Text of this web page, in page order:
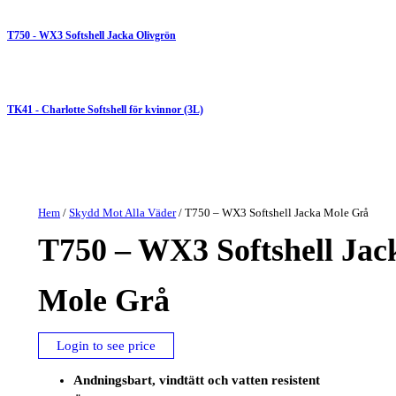
T750 - WX3 Softshell Jacka Olivgrön
TK41 - Charlotte Softshell för kvinnor (3L)
Hem /Skydd Mot Alla Väder/ T750 – WX3 Softshell Jacka Mole Grå
T750 – WX3 Softshell
Mole Grå
Login to see price
Andningsbart, vindtätt och vatten resistent